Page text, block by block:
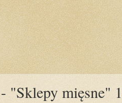
"Sklepy mięsne"